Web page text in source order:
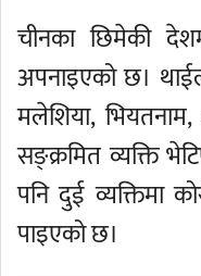
चीनका छिमेकी
अपनाइएको छ।
मलेशिया,
सङ्क्रमित व्यक्ति
पनि दुई व्यक्तिमा
पाइएको छ।